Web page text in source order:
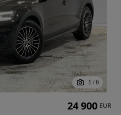
1 / 6
24 900 EUR